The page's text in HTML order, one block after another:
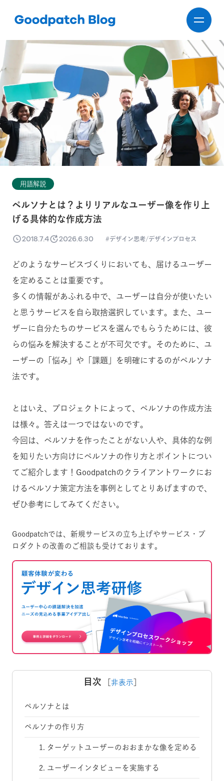
用語解説
ペルソナとは？よりリアルなユーザー像を作り上
げる具体的な作成方法
2018.7.4 2026.6.30 デザイン思考/デザインプロセス
どのようなサービスづくりにおいても、届けるユーザー
を定めることは重要です。
多くの情報があふれる中で、ユーザーは自分が使いたい
と思うサービスを自ら取捨選択しています。また、ユー
ザーに自分たちのサービスを選んでもらうためには、彼
らの悩みを解決することが不可欠です。そのために、ユ
ーザーの「悩み」や「課題」を明確にするのがペルソナ
法です。
とはいえ、プロジェクトによって、ペルソナの作成方法
は様々。答えは一つではないのです。
今回は、ペルソナを作ったことがない人や、具体的な例
を知りたい方向けにペルソナの作り方とポイントについ
てご紹介します！Goodpatchのクライアントワークにお
けるペルソナ策定方法を事例としてとりあげますので、
ぜひ参考にしてみてください。
Goodpatchでは、新規サービスの立ち上げやサービス・プ
ロダクトの改善のご相談も受けております。
目次 非表示
ペルソナとは
ペルソナの作り方
1. ターゲットユーザーのおおまかな像を定める
2. ユーザーインタビューを実施する